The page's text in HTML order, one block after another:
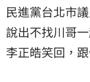
民進黨台北市
說出不找川哥
李正皓笑回，